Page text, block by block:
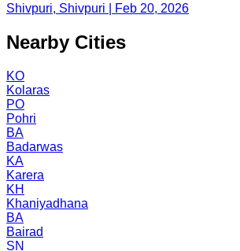
Shivpuri, Shivpuri | Feb 20, 2026
Nearby Cities
KO
Kolaras
PO
Pohri
BA
Badarwas
KA
Karera
KH
Khaniyadhana
BA
Bairad
SN